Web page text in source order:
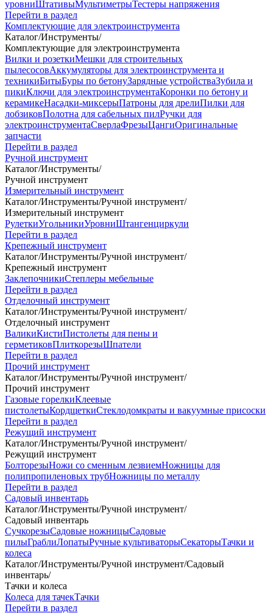
уровниШтативыМультиметрыТестеры напряжения
Перейти в раздел
Комплектующие для электроинструмента
Каталог/Инструменты/
Комплектующие для электроинструмента
Вилки и розеткиМешки для строительных
пылесосовАккумуляторы для электроинструмента и
техникиБитыБуры по бетонуЗарядные устройстваЗубила и
пикиКлючи для электроинструментаКоронки по бетону и
керамикеНасадки-миксерыПатроны для дрелиПилки для
лобзиковПолотна для сабельных пилРучки для
электроинструментаСверлаФрезыЦангиОригинальные
запчасти
Перейти в раздел
Ручной инструмент
Каталог/Инструменты/
Ручной инструмент
Измерительный инструмент
Каталог/Инструменты/Ручной инструмент/
Измерительный инструмент
РулеткиУгольникиУровниШтангенциркули
Перейти в раздел
Крепежный инструмент
Каталог/Инструменты/Ручной инструмент/
Крепежный инструмент
ЗаклепочникиСтеплеры мебельные
Перейти в раздел
Отделочный инструмент
Каталог/Инструменты/Ручной инструмент/
Отделочный инструмент
ВаликиКистиПистолеты для пены и
герметиковПлиткорезыШпатели
Перейти в раздел
Прочий инструмент
Каталог/Инструменты/Ручной инструмент/
Прочий инструмент
Газовые горелкиКлеевые
пистолетыКордщеткиСтеклодомкраты и вакуумные присоски
Перейти в раздел
Режущий инструмент
Каталог/Инструменты/Ручной инструмент/
Режущий инструмент
БолторезыНожи со сменным лезвиемНожницы для
полипропиленовых трубНожницы по металлу
Перейти в раздел
Садовый инвентарь
Каталог/Инструменты/Ручной инструмент/
Садовый инвентарь
СучкорезыСадовые ножницыСадовые
пилыГраблиЛопатыРучные культиваторыСекаторыТачки и
колеса
Каталог/Инструменты/Ручной инструмент/Садовый
инвентарь/
Тачки и колеса
Колеса для тачекТачки
Перейти в раздел